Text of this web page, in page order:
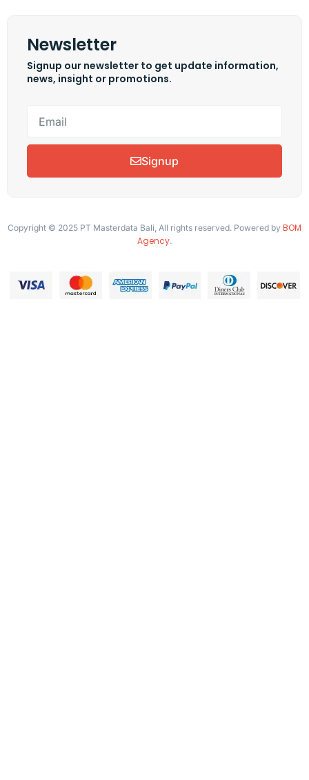
Newsletter
Signup our newsletter to get update information,
news, insight or promotions.
Signup
Copyright © 2025 PT Masterdata Bali, All rights reserved. Powered by BOM
Agency.